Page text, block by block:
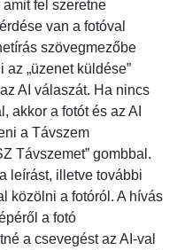
fel szeretne
van a fotóval
szövegmezőbe
„üzenet küldése”
AI válaszát. Ha nincs
akkor a fotót és az AI
a Távszem
Távszemet” gombbal.
leírást, illetve további
közölni a fotóról. A hívás
a fotó
a csevegést az AI-val